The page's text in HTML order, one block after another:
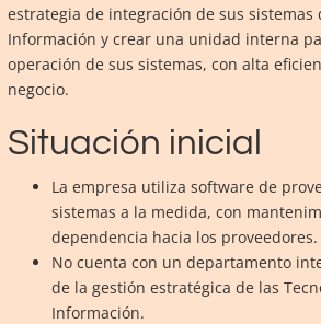
estrategia de integración de sus sistemas
Información y crear una unidad interna
operación de sus sistemas, con alta
negocio.
Situación inicial
La empresa utiliza software de
sistemas a la medida, con
dependencia hacia los proveedores.
No cuenta con un departamento
de la gestión estratégica de las
Información.